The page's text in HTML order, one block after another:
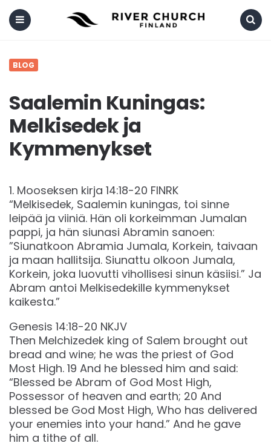
BLOG
Saalemin Kuningas:
Melkisedek ja
Kymmenykset
‭‭1. Mooseksen kirja‬ ‭14‬:‭18‬-‭20‬ ‭FINRK‬‬
“Melkisedek, Saalemin kuningas, toi sinne
leipää ja viiniä. Hän oli korkeimman Jumalan
pappi, ja hän siunasi Abramin sanoen:
”Siunatkoon Abramia Jumala, Korkein, taivaan
ja maan hallitsija. Siunattu olkoon Jumala,
Korkein, joka luovutti vihollisesi sinun käsiisi.” Ja
Abram antoi Melkisedekille kymmenykset
kaikesta.”
Genesis 14:18-20 NKJV
Then Melchizedek king of Salem brought out
bread and wine; he was the priest of God
Most High. 19 And he blessed him and said:
“Blessed be Abram of God Most High,
Possessor of heaven and earth; 20 And
blessed be God Most High, Who has delivered
your enemies into your hand.” And he gave
him a tithe of all.